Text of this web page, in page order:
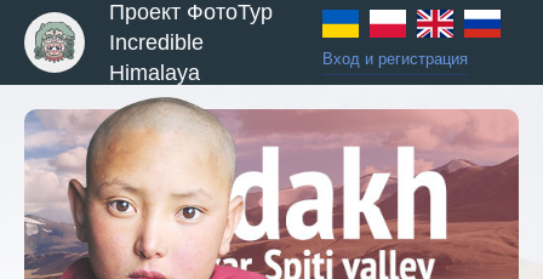
Проект ФотоТур
Incredible
Himalaya
Вход и регистрация